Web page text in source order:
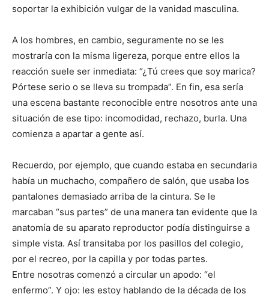
soportar la exhibición vulgar de la vanidad masculina.
A los hombres, en cambio, seguramente no se les
mostraría con la misma ligereza, porque entre ellos la
reacción suele ser inmediata: “¿Tú crees que soy marica?
Pórtese serio o se lleva su trompada”. En fin, esa sería
una escena bastante reconocible entre nosotros ante una
situación de ese tipo: incomodidad, rechazo, burla. Una
comienza a apartar a gente así.
Recuerdo, por ejemplo, que cuando estaba en secundaria
había un muchacho, compañero de salón, que usaba los
pantalones demasiado arriba de la cintura. Se le
marcaban “sus partes” de una manera tan evidente que la
anatomía de su aparato reproductor podía distinguirse a
simple vista. Así transitaba por los pasillos del colegio,
por el recreo, por la capilla y por todas partes.
Entre nosotras comenzó a circular un apodo: “el
enfermo”. Y ojo: les estoy hablando de la década de los